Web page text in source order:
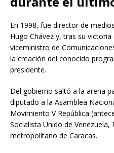
durante el
En 1998, fue director de
Hugo Chávez y, tras su
viceministro de
la creación del conocido
presidente.
Del gobierno saltó a la arena
diputado a la Asamblea
Movimiento V República
Socialista Unido de Venezuela,
metropolitano de Caracas.